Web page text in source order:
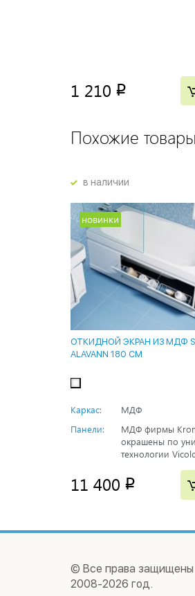
1 210 p
Похожие
в наличии
новинки
ОТКИДНОЙ ЭКРАН ИЗ МДФ
ALAVANN 180 СМ
Каркас:
МДФ
Панели:
МДФ фирмы
окрашены по
технологии
11 400 p
© Все права защищены
2008-2026 год.